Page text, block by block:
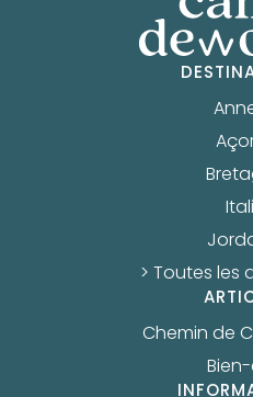
> Toutes les
Chemin de